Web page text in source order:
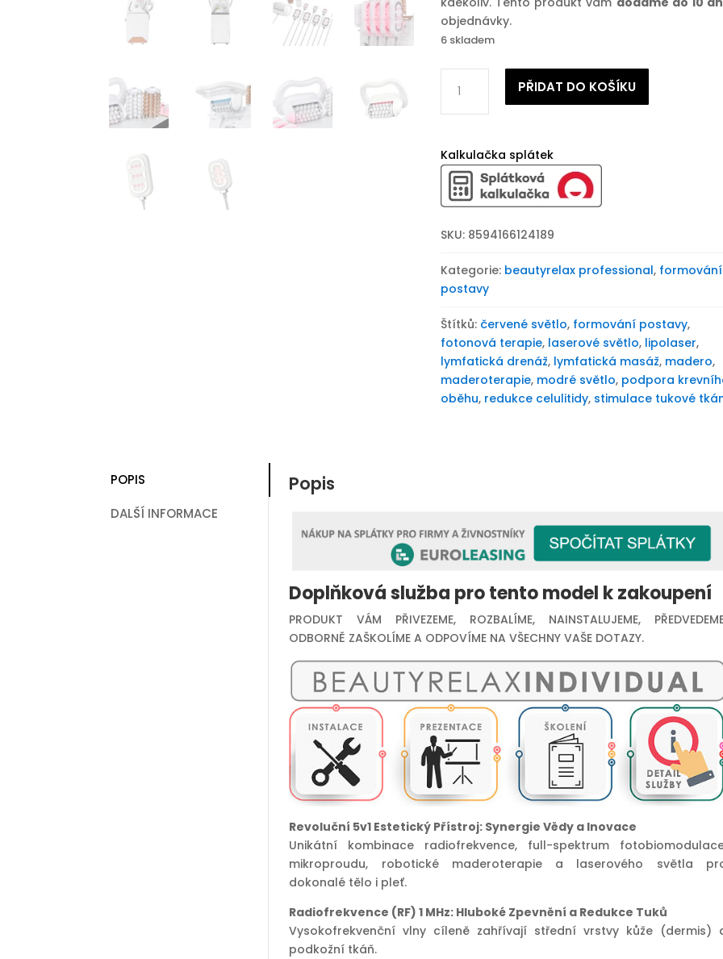
objednávky.
6 skladem
přístroj
na
postavy
BeautyRelax
Lipolaser
Madero
5D
Studio
množství
PŘIDAT DO KOŠÍKU
Kalkulačka splátek
SKU: 8594166124189
Kategorie: beautyrelax professional, formování
postavy
Štítků: červené světlo, formování postavy,
fotonová terapie, laserové světlo, lipolaser,
lymfatická drenáž, lymfatická masáž, madero,
maderoterapie, modré světlo, podpora
oběhu, redukce celulitidy, stimulace tukové
POPIS
DALŠÍ INFORMACE
Popis
Doplňková služba pro tento model k zakoupení
PRODUKT VÁM PŘIVEZEME, ROZBALÍME, NAINSTALUJEME,
ODBORNĚ ZAŠKOLÍME A ODPOVÍME NA VŠECHNY VAŠE DOTAZY.
Revoluční 5v1 Estetický Přístroj: Synergie Vědy a Inovace
Unikátní kombinace radiofrekvence, full-spektrum
mikroproudu, robotické maderoterapie a laserového světla
dokonalé tělo i pleť.
Radiofrekvence (RF) 1 MHz: Hluboké Zpevnění a Redukce Tuků
Vysokofrekvenční vlny cíleně zahřívají střední vrstvy kůže (dermis)
podkožní tkáň.